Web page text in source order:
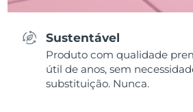
Sustentável
Produto com qualidade
útil de anos, sem
substituição. Nunca.